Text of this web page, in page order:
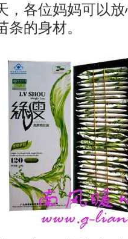
，各位妈妈可以
的身材。